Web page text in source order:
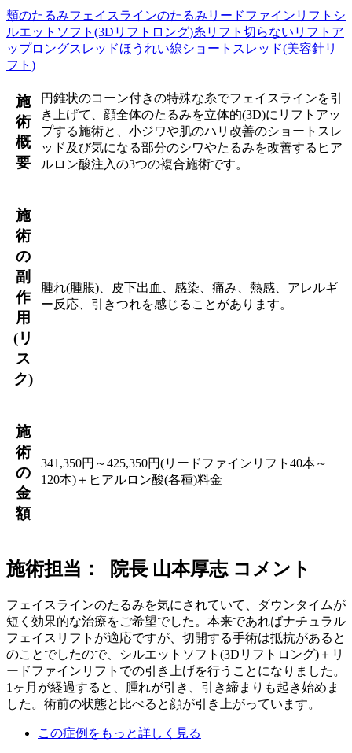
頬のたるみフェイスラインのたるみ リードファインリフト シ
ルエットソフト(3Dリフトロング)糸リフト 切らないリフトア
ップロングスレッドほうれい線ショートスレッド(美容針リ
フト)
施
術
概
要
円錐状のコーン付きの特殊な糸でフェイスラインを引
き上げて、顔全体のたるみを立体的(3D)にリフトアッ
プする施術と、小ジワや肌のハリ改善のショートスレ
ッド及び気になる部分のシワやたるみを改善するヒア
ルロン酸注入の3つの複合施術です。
施
術
の
副
作
用
(リ
ス
ク)
腫れ(腫脹)、皮下出血、感染、痛み、熱感、アレルギ
ー反応、引きつれを感じることがあります。
施
術
の
金
額
341,350円～425,350円(リードファインリフト40本～
120本)＋ヒアルロン酸(各種)料金
施術担当： 院長 山本厚志 コメント
フェイスラインのたるみを気にされていて、ダウンタイムが
短く効果的な治療をご希望でした。本来であればナチュラル
フェイスリフトが適応ですが、切開する手術は抵抗があると
のことでしたので、シルエットソフト(3Dリフトロング)＋リ
ードファインリフトでの引き上げを行うことになりました。
1ヶ月が経過すると、腫れが引き、引き締まりも起き始めま
した。術前の状態と比べると顔が引き上がっています。
この症例をもっと詳しく見る